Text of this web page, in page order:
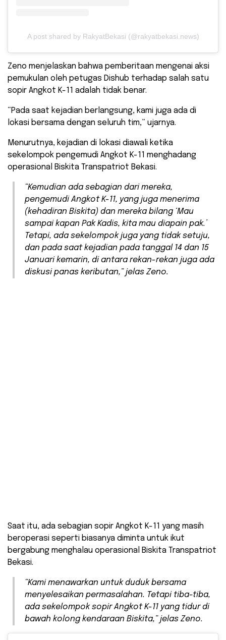
A post shared by RakyatBekasi (@rakyatbekasi.news)
Zeno menjelaskan bahwa pemberitaan mengenai aksi
pemukulan oleh petugas Dishub terhadap salah satu
sopir Angkot K-11 adalah tidak benar.
“Pada saat kejadian berlangsung, kami juga ada di
lokasi bersama dengan seluruh tim,” ujarnya.
Menurutnya, kejadian di lokasi diawali ketika
sekelompok pengemudi Angkot K-11 menghadang
operasional Biskita Transpatriot Bekasi.
“Kemudian ada sebagian dari mereka,
pengemudi Angkot K-11, yang juga menerima
(kehadiran Biskita) dan mereka bilang ‘Mau
sampai kapan Pak Kadis, kita mau diapain pak.’
Tetapi, ada sekelompok juga yang tidak setuju,
dan pada saat kejadian pada tanggal 14 dan 15
Januari kemarin, di antara rekan-rekan juga ada
diskusi panas keributan,” jelas Zeno.
Saat itu, ada sebagian sopir Angkot K-11 yang masih
beroperasi seperti biasanya diminta untuk ikut
bergabung menghalau operasional Biskita Transpatriot
Bekasi.
“Kami menawarkan untuk duduk bersama
menyelesaikan permasalahan. Tetapi tiba-tiba,
ada sekelompok sopir Angkot K-11 yang tidur di
bawah kolong kendaraan Biskita,” jelas Zeno.